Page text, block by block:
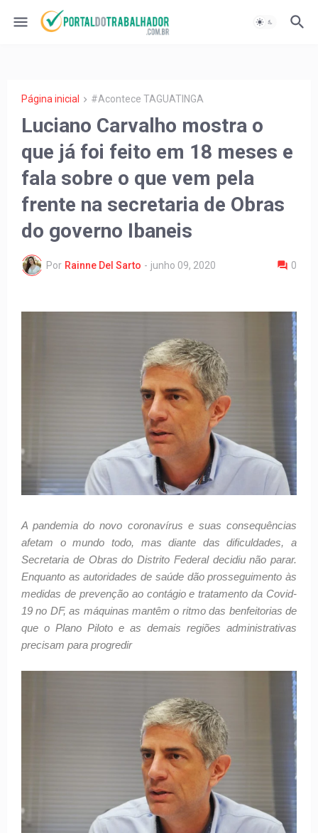
Página inicial #Acontece TAGUATINGA
Luciano Carvalho mostra o
que já foi feito em 18 meses e
fala sobre o que vem pela
frente na secretaria de Obras
do governo Ibaneis
Por Rainne Del Sarto - junho 09, 2020 0
A pandemia do novo coronavírus e suas consequências
afetam o mundo todo, mas diante das dificuldades, a
Secretaria de Obras do Distrito Federal decidiu não parar.
Enquanto as autoridades de saúde dão prosseguimento às
medidas de prevenção ao contágio e tratamento da Covid-
19 no DF, as máquinas mantêm o ritmo das benfeitorias de
que o Plano Piloto e as demais regiões administrativas
precisam para progredir